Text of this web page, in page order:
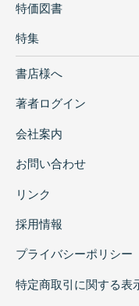
特価図書
特集
書店様へ
著者ログイン
会社案内
お問い合わせ
リンク
採用情報
プライバシーポリシー
特定商取引に関する表